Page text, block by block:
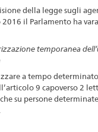
della legge sugli
2016 il Parlamento ha
temporanea
a tempo determinato
9 capoverso 2
su persone